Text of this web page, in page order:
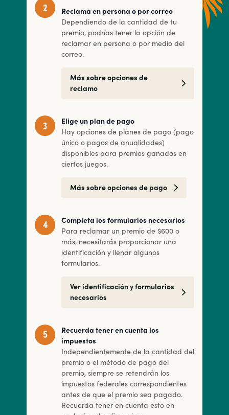
Reclama en persona o por correo
Dependiendo de la cantidad de tu
premio, podrías tener la opción de
reclamar en persona o por medio del
correo.
Más sobre opciones de
reclamo
Elige un plan de pago
Hay opciones de planes de pago (pago
único o pagos de anualidades)
disponibles para premios ganados en
ciertos juegos.
Más sobre opciones de pago
Completa los formularios necesarios
Para reclamar un premio de $600 o
más, necesitarás proporcionar una
identificación y llenar algunos
formularios.
Ver identificación y formularios
necesarios
Recuerda tener en cuenta los
impuestos
Independientemente de la cantidad del
premio o el método de pago del
premio, siempre se retendrán los
impuestos federales correspondientes
antes de que el premio sea pagado.
Recuerda tener en cuenta esto en